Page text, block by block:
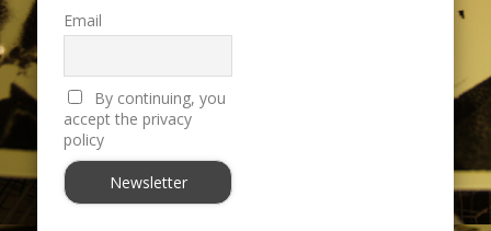
Email
By continuing, you
accept the privacy
policy